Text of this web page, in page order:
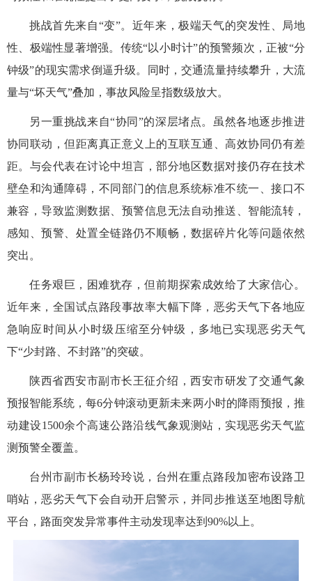
挑战首先来自“变”。近年来，极端天气的突发性、局地
性、极端性显著增强。传统“以小时计”的预警频次，正被“分
钟级”的现实需求倒逼升级。同时，交通流量持续攀升，大流
量与“坏天气”叠加，事故风险呈指数级放大。
另一重挑战来自“协同”的深层堵点。虽然各地逐步推进
协同联动，但距离真正意义上的互联互通、高效协同仍有差
距。与会代表在讨论中坦言，部分地区数据对接仍存在技术
壁垒和沟通障碍，不同部门的信息系统标准不统一、接口不
兼容，导致监测数据、预警信息无法自动推送、智能流转，
感知、预警、处置全链路仍不顺畅，数据碎片化等问题依然
突出。
任务艰巨，困难犹存，但前期探索成效给了大家信心。
近年来，全国试点路段事故率大幅下降，恶劣天气下各地应
急响应时间从小时级压缩至分钟级，多地已实现恶劣天气
下“少封路、不封路”的突破。
陕西省西安市副市长王征介绍，西安市研发了交通气象
预报智能系统，每6分钟滚动更新未来两小时的降雨预报，推
动建设1500余个高速公路沿线气象观测站，实现恶劣天气监
测预警全覆盖。
台州市副市长杨玲玲说，台州在重点路段加密布设路卫
哨站，恶劣天气下会自动开启警示，并同步推送至地图导航
平台，路面突发异常事件主动发现率达到90%以上。